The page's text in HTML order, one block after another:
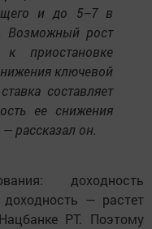
и до 5–7 в
Возможный рост
приостановке
ключевой
составляет
ее снижения
рассказал он.
доходность
доходность — растет
РТ. Поэтому